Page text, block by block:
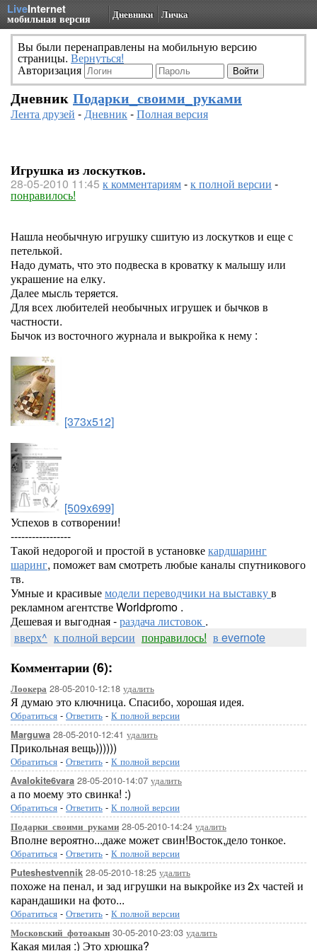
LiveInternet
мобильная версия Дневники Личка
Вы были перенаправлены на мобильную версию
страницы. Вернуться!
Авторизация
Дневник Подарки_своими_руками
Лента друзей -Дневник-Полная версия
Игрушка из лоскутков.
28-05-2010 11:45 к комментариям-к полной версии -
понравилось!
Нашла необычную игрушку сшитую из лоскутков и еще с
петелькой.
Надо думать, что это подвеска в кроватку к малышу или
украшение на елку.
Далее мысль теряется.
Для всех любителей необычных игрушек и бычков в
частности.
Бычок из восточного журнала и выкройка к нему :
[373x512]
[509x699]
Успехов в сотворении!
-----------------
Такой недорогой и простой в установкекардшаринг
шаринг, поможет вам смотреть любые каналы спутникового
тв.
Умные и красивыемодели переводчики на выставкув
рекламном агентстве Worldpromo .
Дешевая и выгодная -раздача листовок .
вверх^ к полной версии понравилось! в evernote
Комментарии (6):
Лоокера 28-05-2010-12:18 удалить
Я думаю это ключница. Спасибо, хорошая идея.
Обратиться - Ответить - К полной версии
Marguwa 28-05-2010-12:41 удалить
Прикольная вещь))))))
Обратиться - Ответить - К полной версии
Avalokite6vara 28-05-2010-14:07 удалить
а по моему это свинка! :)
Обратиться - Ответить - К полной версии
Подарки_своими_руками 28-05-2010-14:24 удалить
Вполне вероятно...даже может свин!Восток,дело тонкое.
Обратиться - Ответить - К полной версии
Puteshestvennik 28-05-2010-18:25 удалить
похоже на пенал, и зад игрушки на выкройке из 2х частей и
карандашики на фото...
Обратиться - Ответить - К полной версии
Московский_фотоакын 30-05-2010-23:03 удалить
Какая милая :) Это хрюшка?